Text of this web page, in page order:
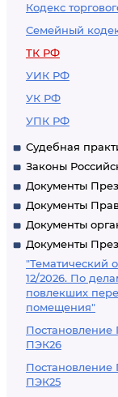
Кодекс
Семейный
ТК РФ
УИК РФ
УК РФ
УПК РФ
Судебная
Законы
Документы
Документы
Документы
Документы
"Тематический
12/2026. По
повлекших
помещения"
Постановление
ПЭК26
Постановление
ПЭК25